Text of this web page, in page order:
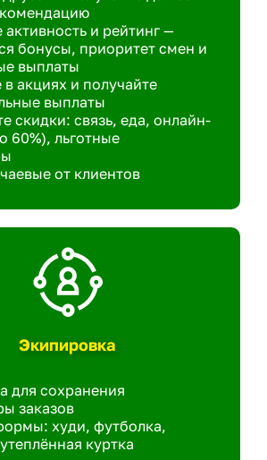
и рейтинг —
бонусы, приоритет смен и
выплаты
в акциях и получайте
выплаты
скидки: связь, еда, онлайн-
60%), льготные
от клиентов
Экипировка
для сохранения
заказов
худи, футболка,
куртка